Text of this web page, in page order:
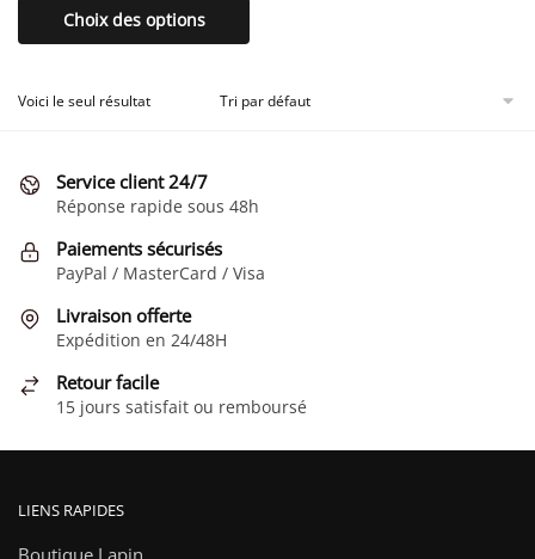
Choix des options
Ce
produit
plusieurs
options
peuvent
être
choisies
la
du
produit
Voici le seul résultat
Service client 24/7
Réponse rapide sous 48h
Paiements sécurisés
PayPal / MasterCard / Visa
Livraison offerte
Expédition en 24/48H
Retour facile
15 jours satisfait ou remboursé
LIENS RAPIDES
Boutique Lapin